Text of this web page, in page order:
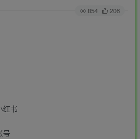
854 206
红书
号